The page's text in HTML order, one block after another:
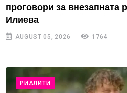
проговори за внезапната
Илиева
AUGUST 05, 2026 1764
РИАЛИТИ